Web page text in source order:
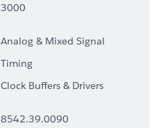
3000
Analog & Mixed Signal
Timing
Clock Buffers & Drivers
8542.39.0090